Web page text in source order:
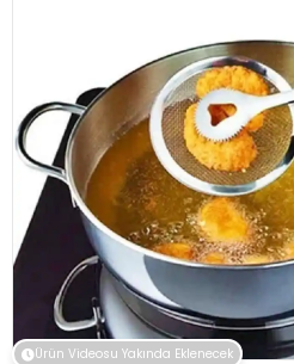
Ürün Videosu Yakında Eklenecek